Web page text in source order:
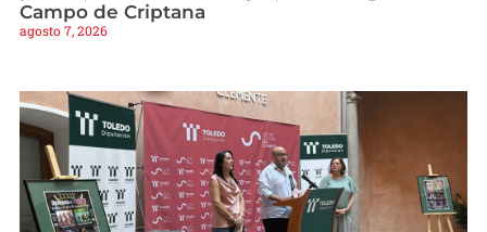
Campo de Criptana
agosto 7, 2026